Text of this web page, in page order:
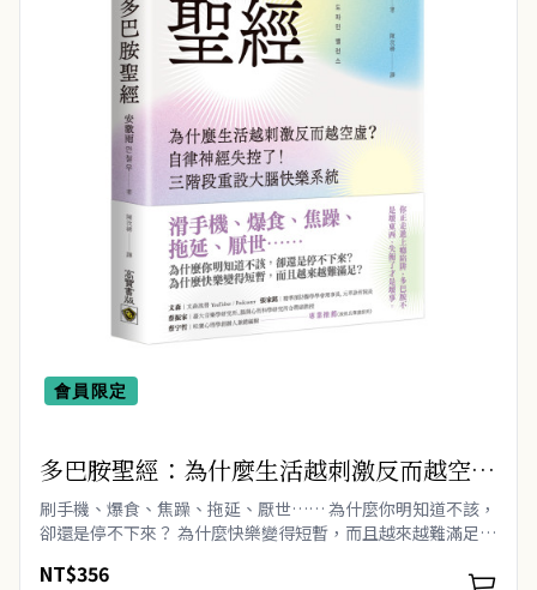
會員限定
多巴胺聖經：為什麼生活越刺激反而越空
虛？自律神經失控了！三階段重設大腦快樂
系統
刷手機、爆食、焦躁、拖延、厭世…… 為什麼你明知道不該，
卻還是停不下來？ 為什麼快樂變得短暫，而且越來越難滿足？
NT$356